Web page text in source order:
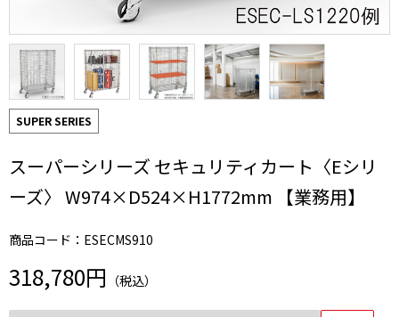
SUPER SERIES
スーパーシリーズ セキュリティカート〈Eシリ
ーズ〉 W974×D524×H1772mm 【業務用】
商品コード：ESECMS910
318,780円 （税込）